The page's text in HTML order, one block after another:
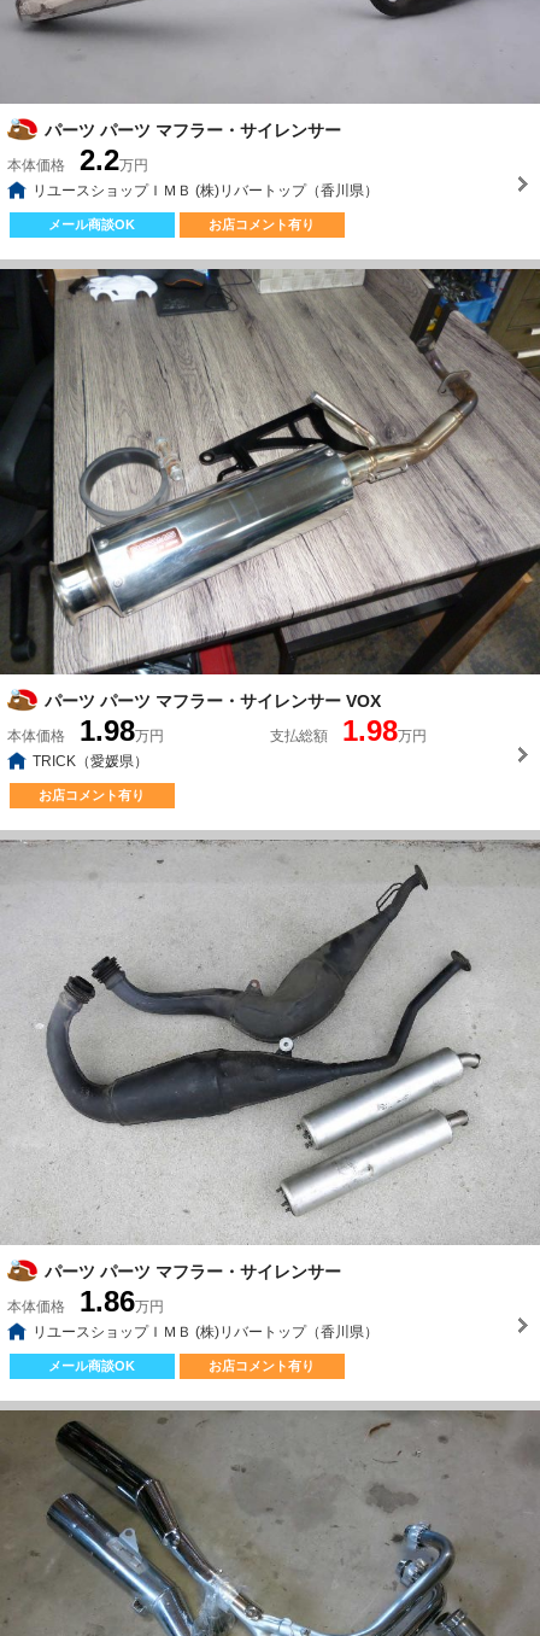
パーツ パーツ マフラー・サイレンサー
本体価格 2.2万円
リユースショップＩＭＢ (株)リバートップ（香川県）
メール商談OK お店コメント有り
パーツ パーツ マフラー・サイレンサー VOX
本体価格 1.98万円 支払総額 1.98万円
TRICK（愛媛県）
お店コメント有り
パーツ パーツ マフラー・サイレンサー
本体価格 1.86万円
リユースショップＩＭＢ (株)リバートップ（香川県）
メール商談OK お店コメント有り